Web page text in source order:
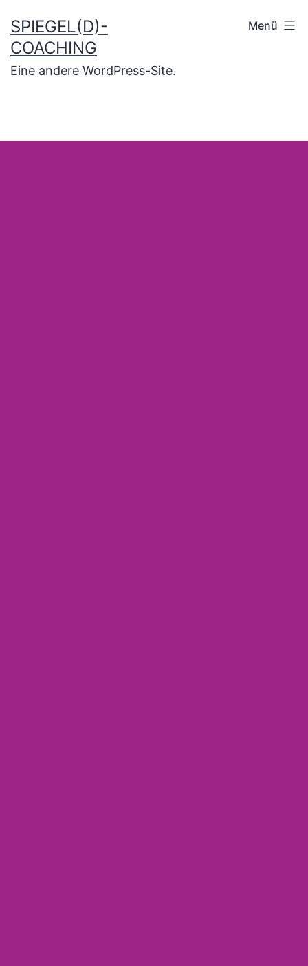
SPIEGEL(D)-
COACHING
Eine andere WordPress-Site.
Menü